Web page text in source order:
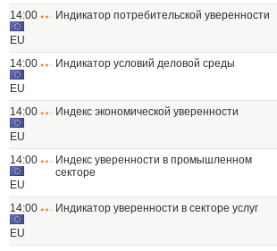
14:00
EU
Индикатор потребительской уверенности
14:00
EU
Индикатор условий деловой среды
14:00
EU
Индекс экономической уверенности
14:00
EU
Индекс уверенности в промышленном
секторе
14:00
EU
Индикатор уверенности в секторе услуг